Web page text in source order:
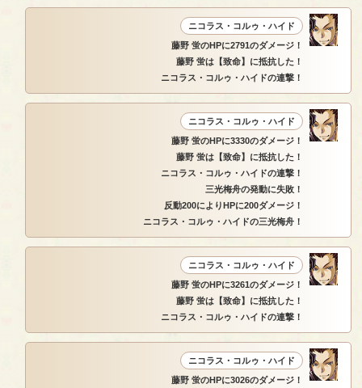
ニコラス・コルゥ・ハイド
藤野 蛍のHPに2791のダメージ！
藤野 蛍は【致命】に抵抗した！
ニコラス・コルゥ・ハイドの連撃！
ニコラス・コルゥ・ハイド
藤野 蛍のHPに3330のダメージ！
藤野 蛍は【致命】に抵抗した！
ニコラス・コルゥ・ハイドの連撃！
三光梅舟の発動に失敗！
反動200によりHPに200ダメージ！
ニコラス・コルゥ・ハイドの三光梅舟！
ニコラス・コルゥ・ハイド
藤野 蛍のHPに3261のダメージ！
藤野 蛍は【致命】に抵抗した！
ニコラス・コルゥ・ハイドの連撃！
ニコラス・コルゥ・ハイド
藤野 蛍のHPに3026のダメージ！